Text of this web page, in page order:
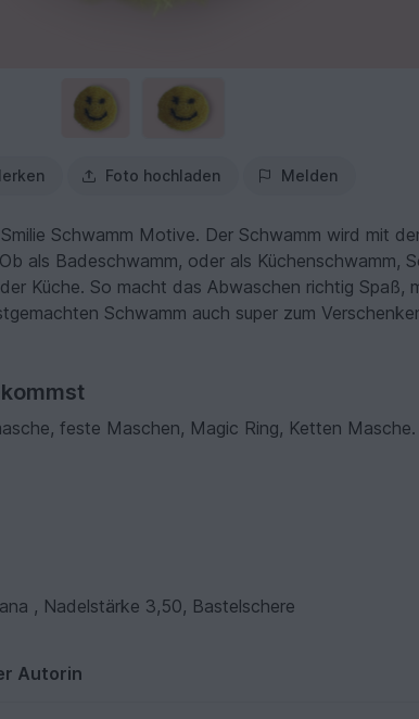
Foto hochladen Melden
Schwamm Motive. Der Schwamm wird mit
als Badeschwamm, oder als Küchenschwamm,
Küche. So macht das Abwaschen richtig Spaß,
Schwamm auch super zum
feste Maschen, Magic Ring, Ketten Masche.
, Nadelstärke 3,50, Bastelschere
Autorin